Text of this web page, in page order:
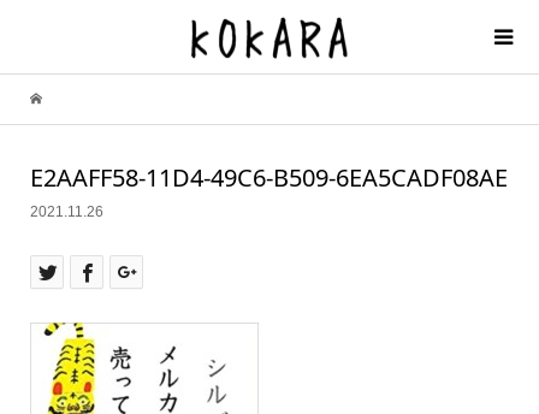
E2AAFF58-11D4-49C6-B509-6EA5CADF08AE
2021.11.26